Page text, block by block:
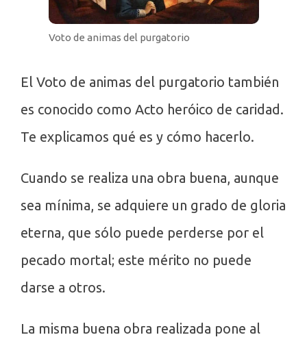
Voto de animas del purgatorio
El Voto de animas del purgatorio también
es conocido como Acto heróico de caridad.
Te explicamos qué es y cómo hacerlo.
Cuando se realiza una obra buena, aunque
sea mínima, se adquiere un grado de gloria
eterna, que sólo puede perderse por el
pecado mortal; este mérito no puede
darse a otros.
La misma buena obra realizada pone al